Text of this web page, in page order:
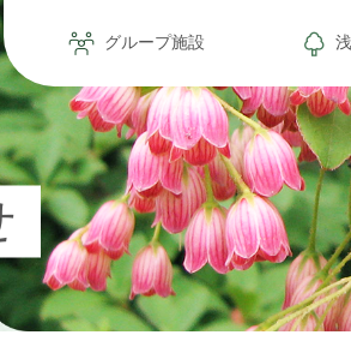
グループ施設